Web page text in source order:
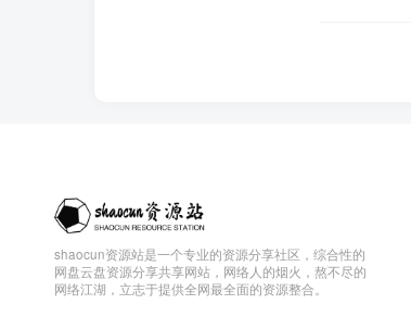
shaocun资源站是一个专业的资源分享社区，综合性的
网盘云盘资源分享共享网站，网络人的烟火，熬不尽的
网络江湖，立志于提供全网最全面的资源整合。